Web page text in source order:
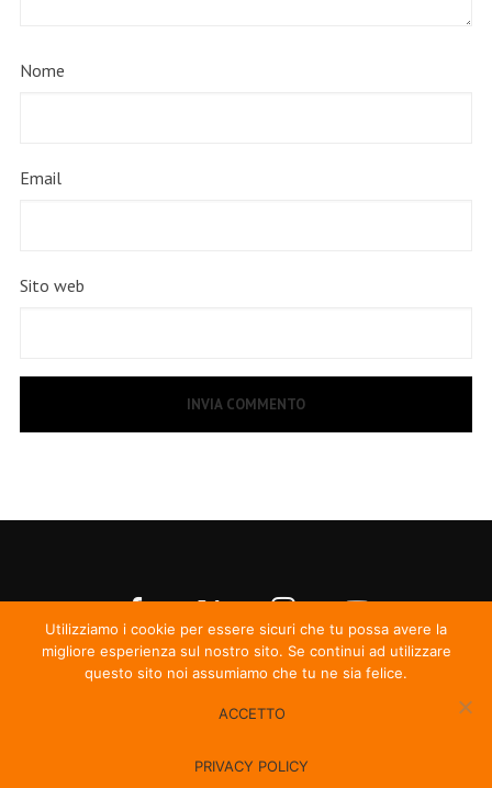
Nome
Email
Sito web
Utilizziamo i cookie per essere sicuri che tu possa avere la
migliore esperienza sul nostro sito. Se continui ad utilizzare
questo sito noi assumiamo che tu ne sia felice.
ACCETTO
PRIVACY POLICY